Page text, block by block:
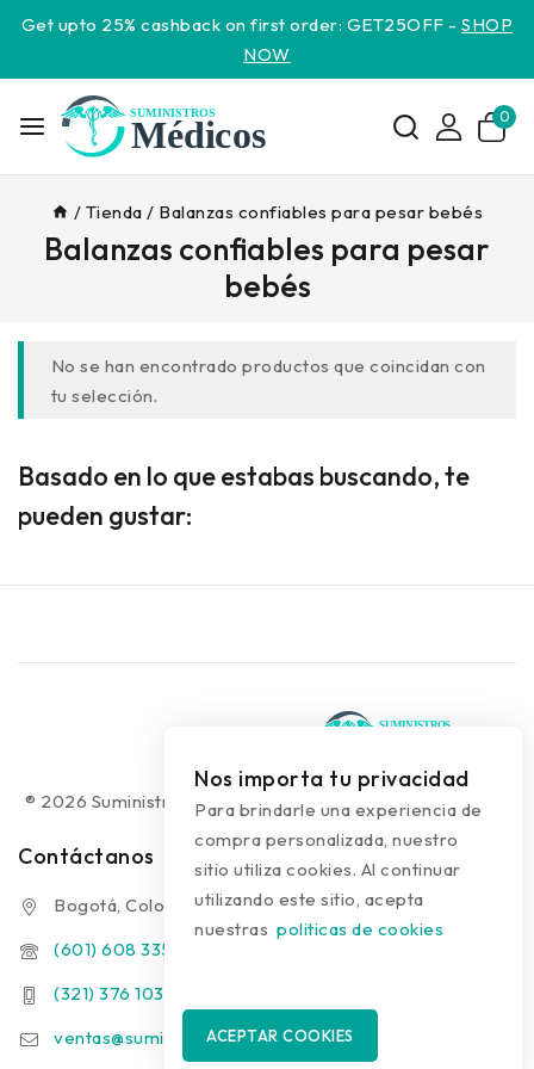
Get upto 25% cashback on first order: GET25OFF -SHOP
NOW
0
/ Tienda / Balanzas confiables para pesar bebés
Balanzas confiables para pesar
bebés
No se han encontrado productos que coincidan con
tu selección.
Basado en lo que estabas buscando, te
pueden gustar:
® 2026 Suministros Médicos Diseño web: colguía.com.co
Contáctanos
Bogotá, Colombia
(601) 608 3354
(321) 376 1031 - (313) 289 9910
ventas@suministrosmedicos.co
Nos importa tu privacidad
Para brindarle una experiencia de
compra personalizada, nuestro
sitio utiliza cookies. Al continuar
utilizando este sitio, acepta
nuestras politicas de cookies
ACEPTAR COOKIES